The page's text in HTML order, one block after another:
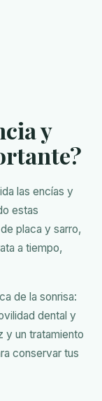
y
las encías y
estas
placa y sarro,
a tiempo,
de la sonrisa:
dental y
y un tratamiento
conservar tus